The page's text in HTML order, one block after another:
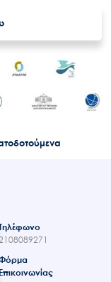
Επικοινωνίας